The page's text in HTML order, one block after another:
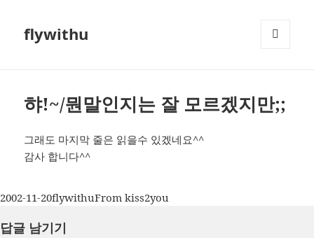
flywithu
햐!~/뭔말인지는 잘 모르겠지만;;
그래도 마지막 줄은 읽을수 있겠네요^^
감사 합니다^^
작
일
2002-11-20글
이
flywithu카
From kiss2you
답글 남기기